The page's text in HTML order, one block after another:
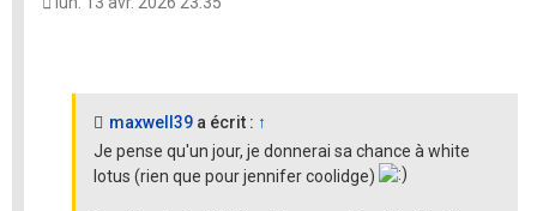
maxwell39 a écrit : ↑
Je pense qu'un jour, je donnerai sa chance à white
lotus (rien que pour jennifer coolidge)